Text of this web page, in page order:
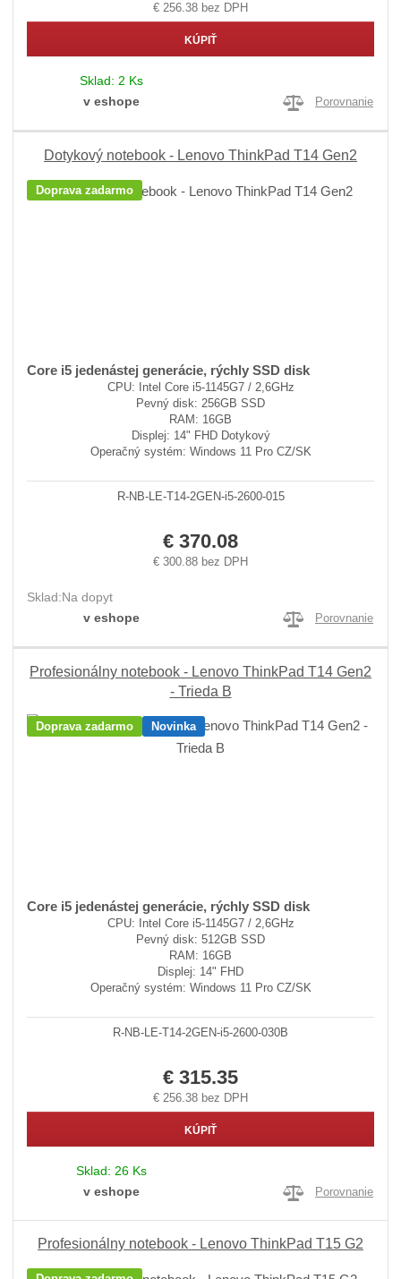
€ 256.38 bez DPH
KÚPIŤ
Sklad: 2 Ks
v eshope
Porovnanie
Dotykový notebook - Lenovo ThinkPad T14 Gen2
Doprava zadarmo
Core i5 jedenástej generácie, rýchly SSD disk
CPU: Intel Core i5-1145G7 / 2,6GHz
Pevný disk: 256GB SSD
RAM: 16GB
Displej: 14" FHD Dotykový
Operačný systém: Windows 11 Pro CZ/SK
R-NB-LE-T14-2GEN-i5-2600-015
€ 370.08
€ 300.88 bez DPH
Sklad:Na dopyt
v eshope
Porovnanie
Profesionálny notebook - Lenovo ThinkPad T14 Gen2
- Trieda B
Doprava zadarmo Novinka
Core i5 jedenástej generácie, rýchly SSD disk
CPU: Intel Core i5-1145G7 / 2,6GHz
Pevný disk: 512GB SSD
RAM: 16GB
Displej: 14" FHD
Operačný systém: Windows 11 Pro CZ/SK
R-NB-LE-T14-2GEN-i5-2600-030B
€ 315.35
€ 256.38 bez DPH
KÚPIŤ
Sklad: 26 Ks
v eshope
Porovnanie
Profesionálny notebook - Lenovo ThinkPad T15 G2